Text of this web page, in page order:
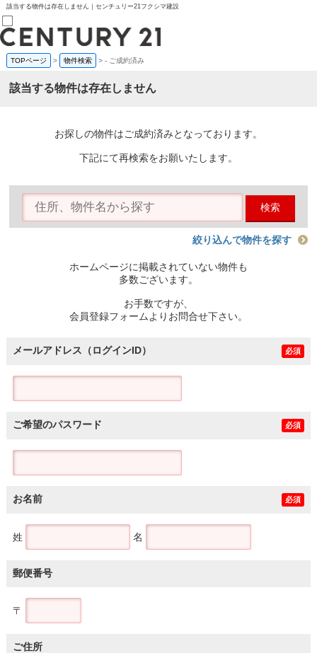
該当する物件は存在しません｜センチュリー21フクシマ建設
売買部
0120-800-844
賃貸部
会員メニュー
物件を探す
購入TOP
条件から探す
住宅ローン控除シミュレータ
TOPページ > 物件検索 >- ご成約済み
該当する物件は存在しません
お探しの物件はご成約済みとなっております。
下記にて再検索をお願いたします。
検索
絞り込んで物件を探す
ホームページに掲載されていない物件も
多数ございます。
お手数ですが、
会員登録フォームよりお問合せ下さい。
メールアドレス（ログインID） 必須
ご希望のパスワード 必須
お名前 必須
姓 名
郵便番号
〒
ご住所